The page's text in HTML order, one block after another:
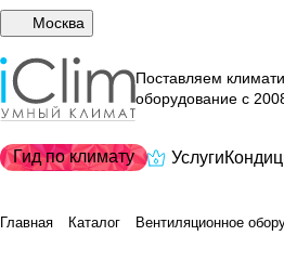
Москва
Поставляем
оборудование с
Гид по климату Услуги
Главная Каталог Вентиляционное